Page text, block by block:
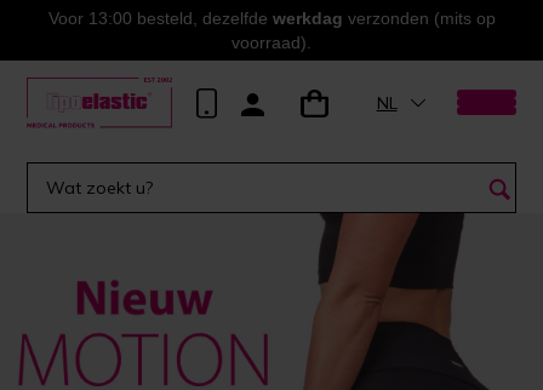
Voor 13:00 besteld, dezelfde werkdag verzonden (mits op
voorraad).
NL